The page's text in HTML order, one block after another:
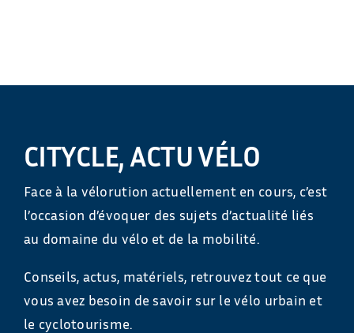
CITYCLE, ACTU VÉLO
Face à la vélorution actuellement en cours, c’est
l’occasion d’évoquer des sujets d’actualité liés
au domaine du vélo et de la mobilité.
Conseils, actus, matériels, retrouvez tout ce que
vous avez besoin de savoir sur le vélo urbain et
le cyclotourisme.